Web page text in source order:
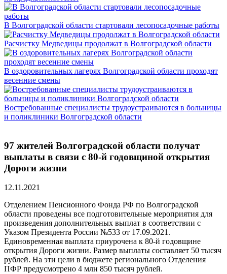
В Волгоградской области стартовали лесопосадочные работы
Расчистку Медведицы продолжат в Волгоградской области
В оздоровительных лагерях Волгоградской области проходят
весенние смены
Востребованные специалисты трудоустраиваются в больницы
и поликлиники Волгоградской области
97 жителей Волгоградской области получат
выплаты в связи с 80-й годовщиной открытия
Дороги жизни
12.11.2021
Отделением Пенсионного Фонда РФ по Волгоградской
области проведены все подготовительные мероприятия для
произведения дополнительных выплат в соответствии с
Указом Президента России №533 от 17.09.2021.
Единовременная выплата приурочена к 80-й годовщине
открытия Дороги жизни. Размер выплаты составляет 50 тысяч
рублей. На эти цели в бюджете регионального Отделения
ПФР предусмотрено 4 млн 850 тысяч рублей.